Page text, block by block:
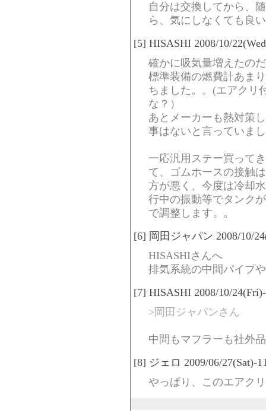
自分は交換してから、
ら、気にしなくても良
[5] HISASHI 2008/10/
確かに吸気量増えたの
標準装備の燃費計あま
ちました。。(エアクリ
な？）
あとメーカーも熱対策
事はないと言っていま
一応汎用ステー買って
て、ゴムホースの接触
方が悪く、今度は冷却
行中の振動等でタンク
で調整します。。
[6] 岡田ジャパン 2008/10/
HISASHIさんへ
排気系統の中間パイプ
[7] HISASHI 2008/10/
>岡田ジャパンさん
中間もマフラーも社外
[8] ジェロ 2009/06/27(Sat)-
やっぱり、このエアク